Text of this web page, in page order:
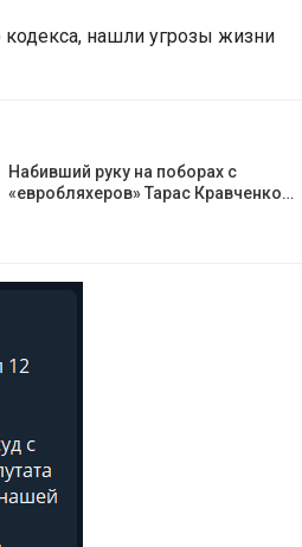
кодекса, нашли угрозы жизни
Набивший руку на поборах с
«евробляхеров» Тарас Кравченко…